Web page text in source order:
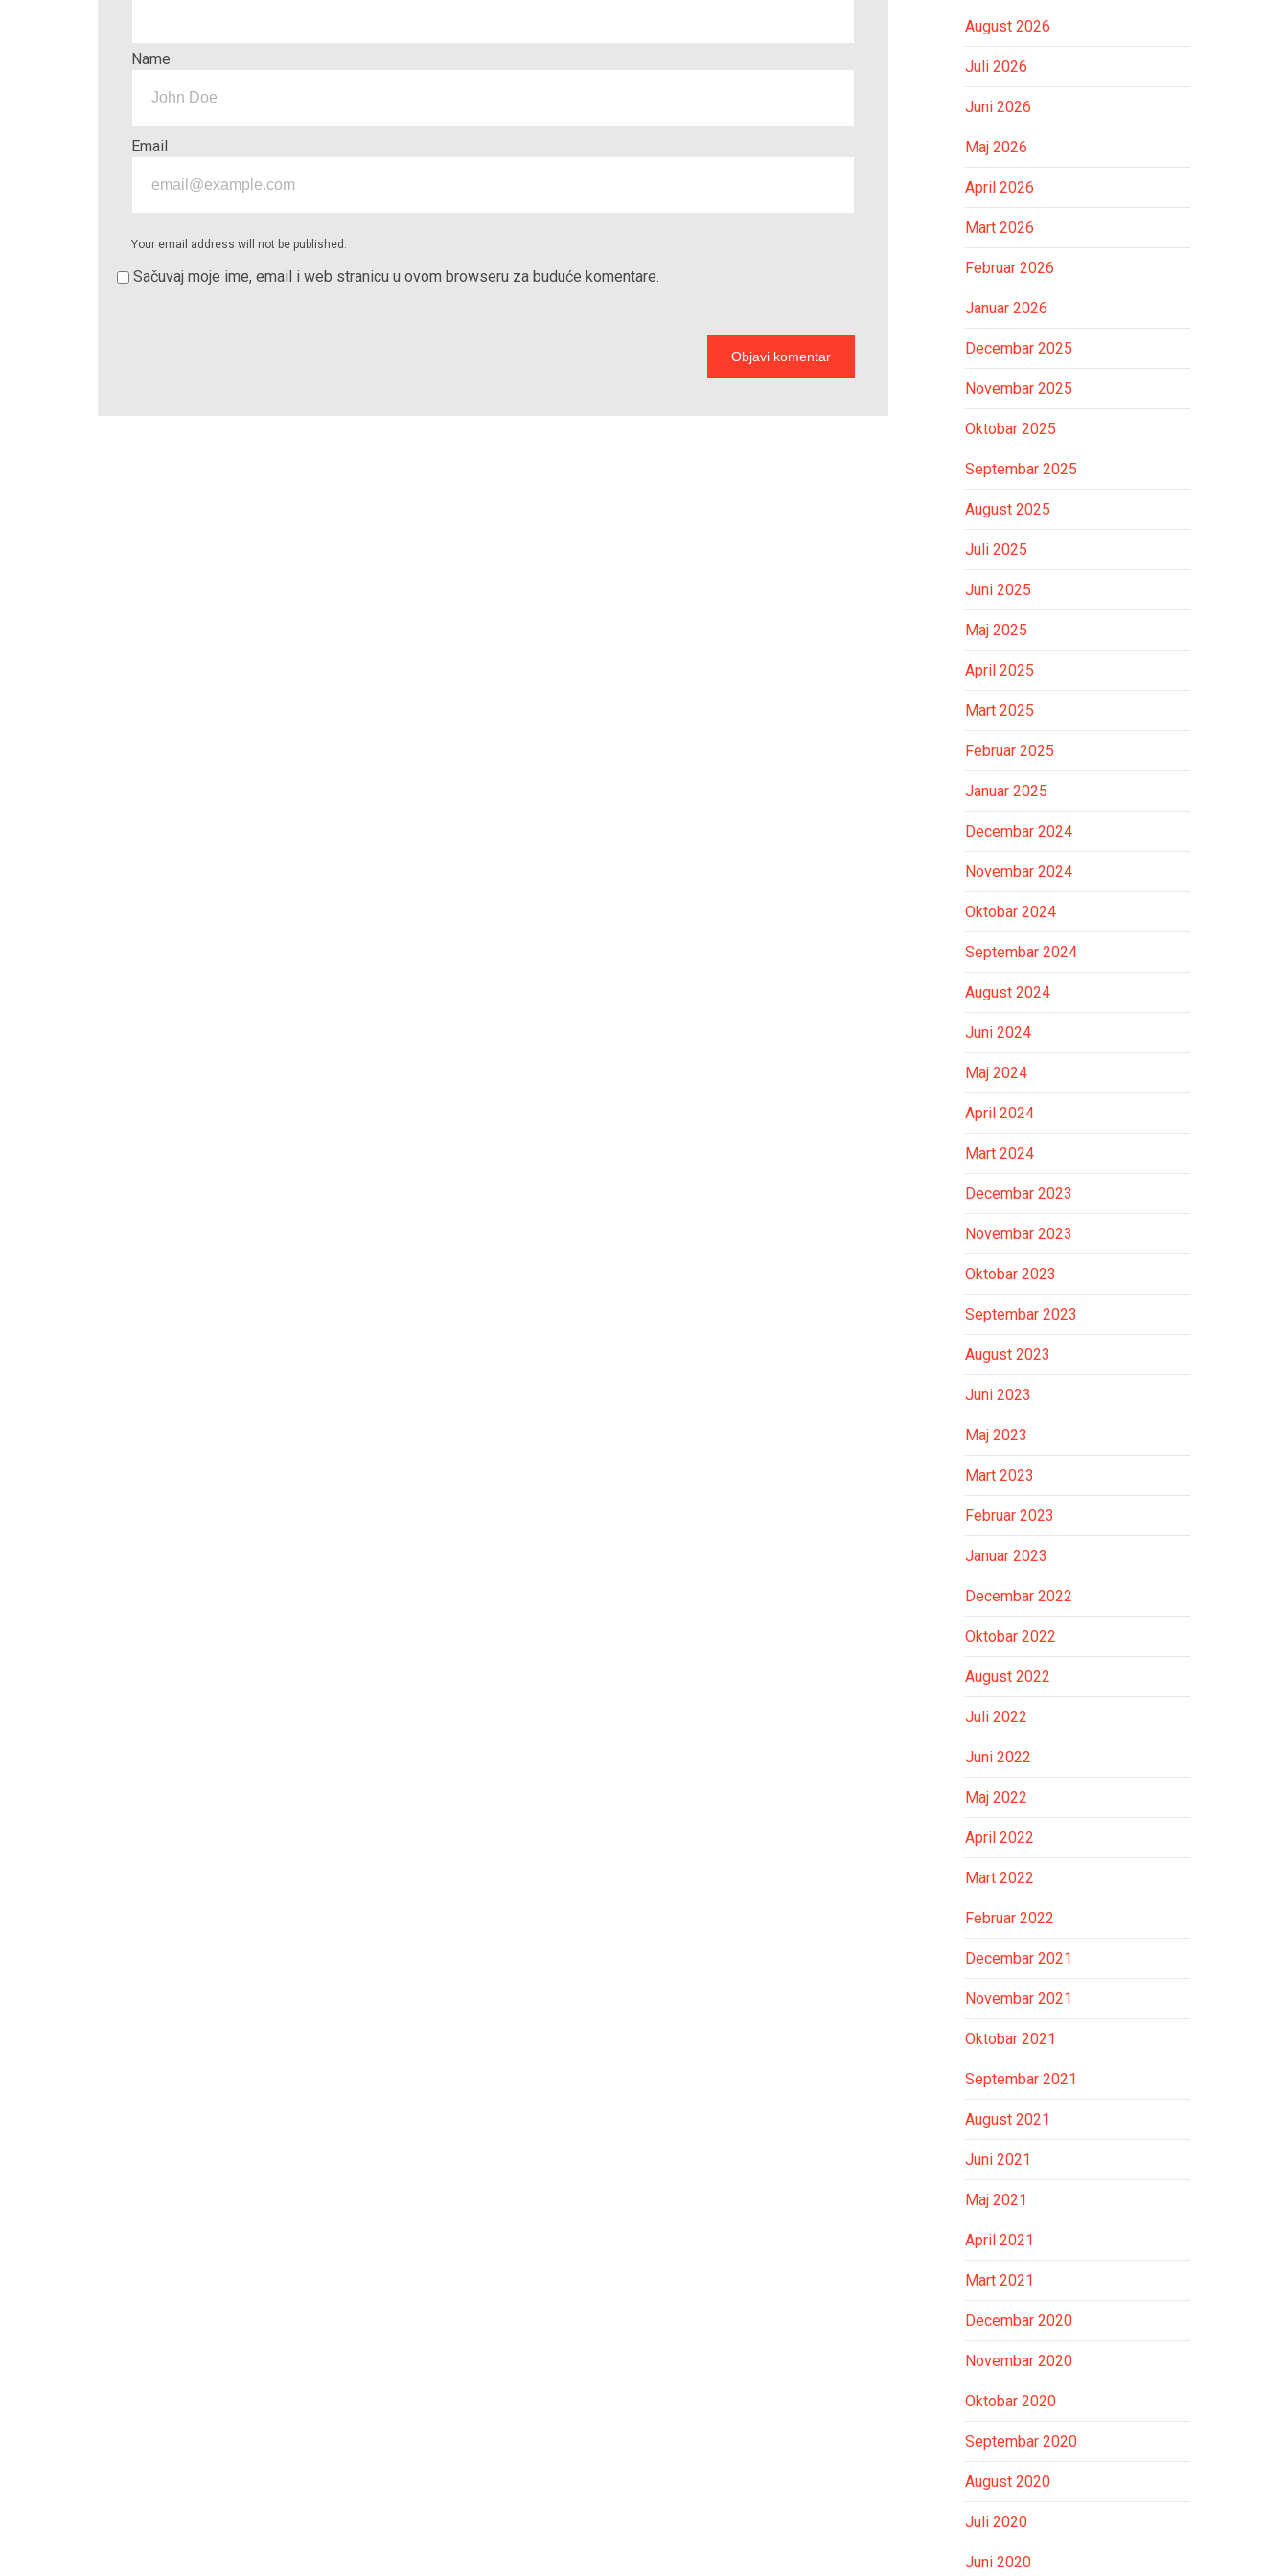
Name
Email
Your email address will not be published.
Sačuvaj moje ime, email i web stranicu u ovom browseru za buduće komentare.
August 2026
Juli 2026
Juni 2026
Maj 2026
April 2026
Mart 2026
Februar 2026
Januar 2026
Decembar 2025
Novembar 2025
Oktobar 2025
Septembar 2025
August 2025
Juli 2025
Juni 2025
Maj 2025
April 2025
Mart 2025
Februar 2025
Januar 2025
Decembar 2024
Novembar 2024
Oktobar 2024
Septembar 2024
August 2024
Juni 2024
Maj 2024
April 2024
Mart 2024
Decembar 2023
Novembar 2023
Oktobar 2023
Septembar 2023
August 2023
Juni 2023
Maj 2023
Mart 2023
Februar 2023
Januar 2023
Decembar 2022
Oktobar 2022
August 2022
Juli 2022
Juni 2022
Maj 2022
April 2022
Mart 2022
Februar 2022
Decembar 2021
Novembar 2021
Oktobar 2021
Septembar 2021
August 2021
Juni 2021
Maj 2021
April 2021
Mart 2021
Decembar 2020
Novembar 2020
Oktobar 2020
Septembar 2020
August 2020
Juli 2020
Juni 2020